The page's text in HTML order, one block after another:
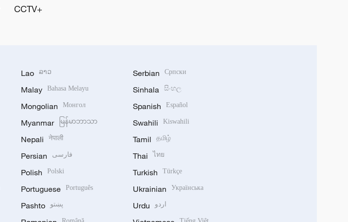
CCTV+
Lao ລາວ
Malay Bahasa Melayu
Mongolian Монгол
Myanmar မြန်မာဘာသာ
Nepali नेपाली
Persian فارسی
Polish Polski
Portuguese Português
Pashto پښتو
Serbian Српски
Sinhala සිංහල
Spanish Español
Swahili Kiswahili
Tamil தமிழ்
Thai ไทย
Turkish Türkçe
Ukrainian Українська
Urdu اردو